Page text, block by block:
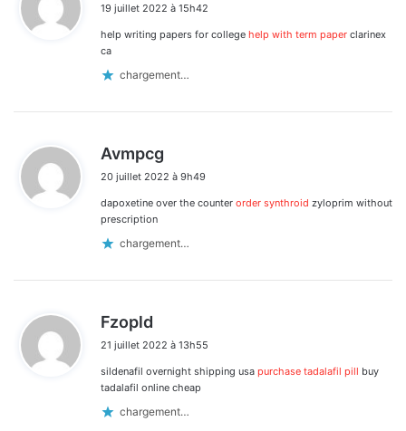
t
19 juillet 2022 à 15h42
help writing papers for college help with term paper clarinex
ca
chargement…
Avmpcg
t
20 juillet 2022 à 9h49
dapoxetine over the counter order synthroid zyloprim without
prescription
chargement…
Fzopld
t
:
21 juillet 2022 à 13h55
sildenafil overnight shipping usa purchase tadalafil pill buy
tadalafil online cheap
chargement…